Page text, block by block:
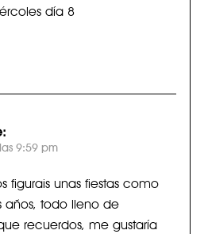
día 8
9:59 pm
figurais unas fiestas como
años, todo lleno de
recuerdos, me gustaría